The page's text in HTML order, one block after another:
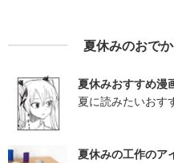
夏休みのおで
夏休みおすすめ漫
夏に読みたいおす
夏休みの工作のア